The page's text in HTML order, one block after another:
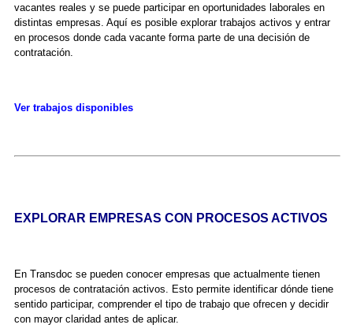
vacantes reales y se puede participar en oportunidades laborales en
distintas empresas. Aquí es posible explorar trabajos activos y entrar
en procesos donde cada vacante forma parte de una decisión de
contratación.
Ver trabajos disponibles
EXPLORAR EMPRESAS CON PROCESOS ACTIVOS
En Transdoc se pueden conocer empresas que actualmente tienen
procesos de contratación activos. Esto permite identificar dónde tiene
sentido participar, comprender el tipo de trabajo que ofrecen y decidir
con mayor claridad antes de aplicar.